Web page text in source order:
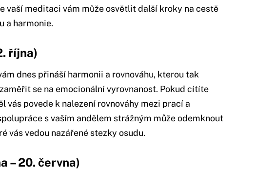
vaší meditaci vám může osvětlit další kroky na cestě
a harmonie.
října)
dnes přináší harmonii a rovnováhu, kterou tak
se na emocionální vyrovnanost. Pokud cítíte
vás povede k nalezení rovnováhy mezi prací a
s vaším andělem strážným může odemknout
vás vedou nazářené stezky osudu.
– 20. června)